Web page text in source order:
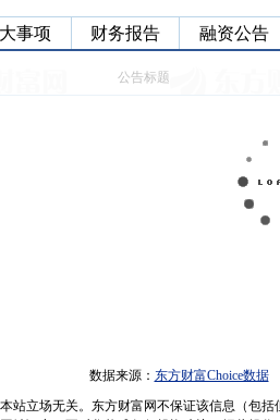
事项 财务报告 融资公告
公告标题
数据来源： 东方财富Choice数据
站立场无关。东方财富网不保证该信息（包